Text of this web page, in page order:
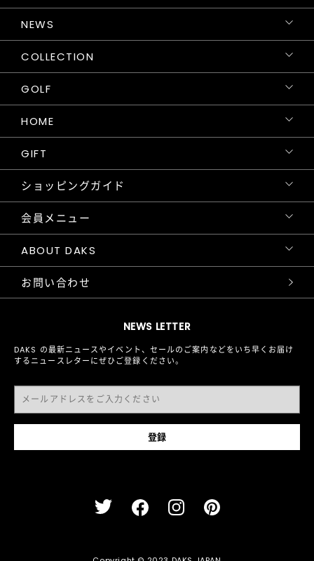
NEWS LETTER
DAKS の最新ニュースやイベント、セールのご案内などをいち早くお届け
するニュースレターにぜひご登録ください。
NEWS
COLLECTION
GOLF
HOME
GIFT
ショッピングガイド
会員メニュー
ABOUT DAKS
お問い合わせ